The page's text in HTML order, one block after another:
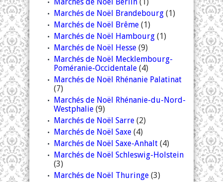
Marchés de Noël Brandebourg (1)
Marchés de Noël Brême (1)
Marchés de Noël Hambourg (1)
Marchés de Noël Hesse (9)
Marchés de Noël Mecklembourg-
Poméranie-Occidentale (4)
Marchés de Noël Rhénanie Palatinat
(7)
Marchés de Noël Rhénanie-du-Nord-
Westphalie (9)
Marchés de Noël Sarre (2)
Marchés de Noël Saxe (4)
Marchés de Noël Saxe-Anhalt (4)
Marchés de Noël Schleswig-Holstein
(3)
Marchés de Noël Thuringe (3)